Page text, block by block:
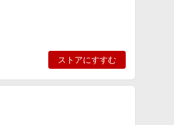
ストアにすすむ